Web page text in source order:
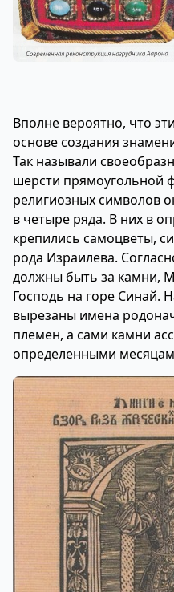
Вполне вероятно, что
основе создания
Так называли
шерсти
религиозных символов
в четыре ряда. В них в
крепились самоцветы,
рода Израилева.
должны быть за камни,
Господь на горе Синай.
вырезаны имена
племен, а сами камни
определенными